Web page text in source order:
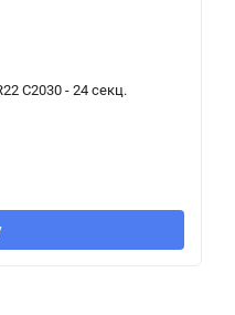
C2030 - 24 секц.